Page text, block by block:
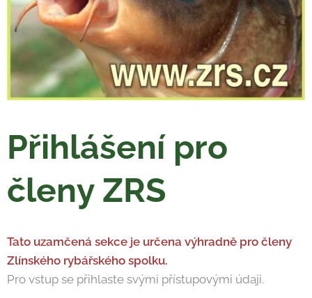
Přihlášení pro
členy ZRS
Tato uzamčená sekce je určena výhradně pro členy
Zlínského rybářského spolku.
Pro vstup se přihlaste svými přístupovými údaji.